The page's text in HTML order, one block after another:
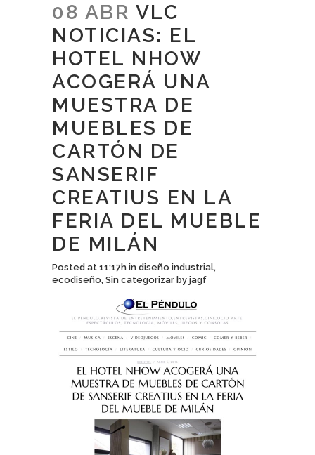
08 ABR VLC
NOTICIAS: EL
HOTEL NHOW
ACOGERÁ UNA
MUESTRA DE
MUEBLES DE
CARTÓN DE
SANSERIF
CREATIUS EN LA
FERIA DEL MUEBLE
DE MILÁN
Posted at 11:17h in diseño industrial,
ecodiseño, Sin categorizar by jagf